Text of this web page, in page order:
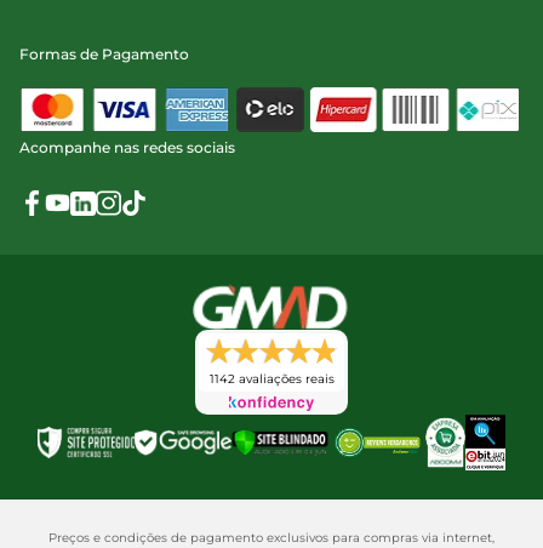
Formas de Pagamento
Acompanhe nas redes sociais
1142 avaliações reais
Preços e condições de pagamento exclusivos para compras via internet,